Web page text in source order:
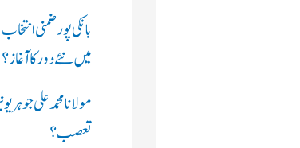
بانکی پور ضمنی
میں نئے دور کا آغاز؟
مولانا محمد علی جوہر
تعصب؟